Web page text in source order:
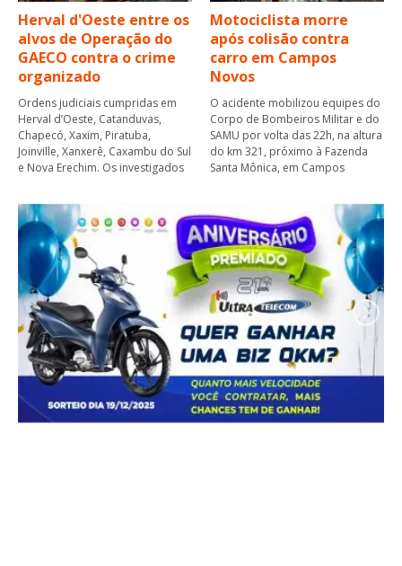
Herval d'Oeste entre os
alvos de Operação do
GAECO contra o crime
organizado
Ordens judiciais cumpridas em
Herval d’Oeste, Catanduvas,
Chapecó, Xaxim, Piratuba,
Joinville, Xanxerê, Caxambu do Sul
e Nova Erechim. Os investigados
Motociclista morre
após colisão contra
carro em Campos
Novos
O acidente mobilizou equipes do
Corpo de Bombeiros Militar e do
SAMU por volta das 22h, na altura
do km 321, próximo à Fazenda
Santa Mônica, em Campos